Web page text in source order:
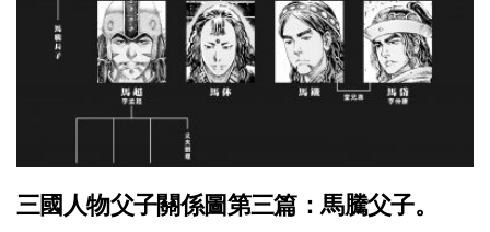
三國人物父子關係圖第三篇：馬騰父子。